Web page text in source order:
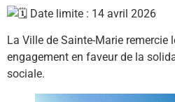
Date limite : 14 avril 2026
La Ville de Sainte-Marie
engagement en faveur de la
sociale.